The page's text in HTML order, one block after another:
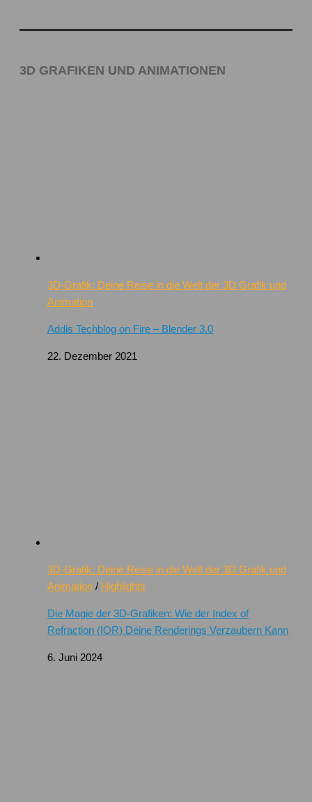
3D GRAFIKEN UND ANIMATIONEN
3D-Grafik: Deine Reise in die Welt der 3D Grafik und
Animation
Addis Techblog on Fire – Blender 3.0
22. Dezember 2021
3D-Grafik: Deine Reise in die Welt der 3D Grafik und
Animation / Highlights
Die Magie der 3D-Grafiken: Wie der Index of
Refraction (IOR) Deine Renderings Verzaubern Kann
6. Juni 2024